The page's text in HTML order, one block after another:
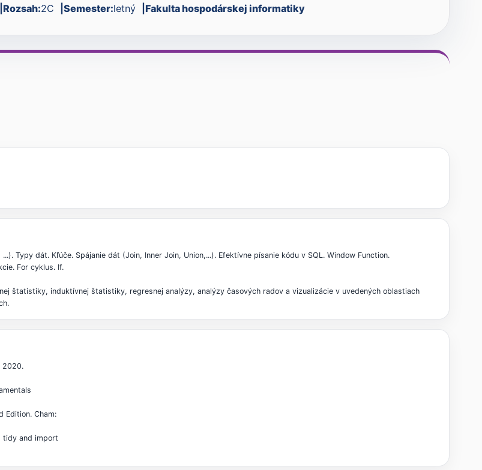
Rozsah:2C Semester:letný Fakulta hospodárskej informatiky
Typy dát. Kľúče. Spájanie dát (Join, Inner Join, Union,...). Efektívne písanie kódu v SQL. Window Function.
For cyklus. If.
štatistiky, induktívnej štatistiky, regresnej analýzy, analýzy časových radov a vizualizácie v uvedených oblastiach
2020.
Edition. Cham:
tidy and import